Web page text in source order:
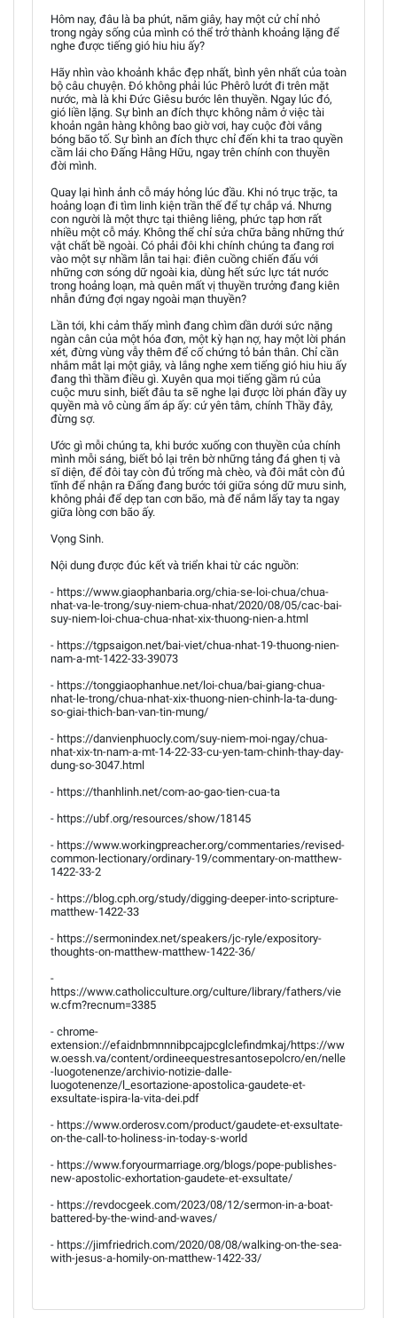
Hôm nay, đâu là ba phút, năm giây, hay một cử chỉ nhỏ
trong ngày sống của mình có thể trở thành khoảng lặng để
nghe được tiếng gió hiu hiu ấy?
Hãy nhìn vào khoảnh khắc đẹp nhất, bình yên nhất của toàn
bộ câu chuyện. Đó không phải lúc Phêrô lướt đi trên mặt
nước, mà là khi Đức Giêsu bước lên thuyền. Ngay lúc đó,
gió liền lặng. Sự bình an đích thực không nằm ở việc tài
khoản ngân hàng không bao giờ vơi, hay cuộc đời vắng
bóng bão tố. Sự bình an đích thực chỉ đến khi ta trao quyền
cầm lái cho Đấng Hằng Hữu, ngay trên chính con thuyền
đời mình.
Quay lại hình ảnh cỗ máy hỏng lúc đầu. Khi nó trục trặc, ta
hoảng loạn đi tìm linh kiện trần thế để tự chắp vá. Nhưng
con người là một thực tại thiêng liêng, phức tạp hơn rất
nhiều một cỗ máy. Không thể chỉ sửa chữa bằng những thứ
vật chất bề ngoài. Có phải đôi khi chính chúng ta đang rơi
vào một sự nhầm lẫn tai hại: điên cuồng chiến đấu với
những cơn sóng dữ ngoài kia, dùng hết sức lực tát nước
trong hoảng loạn, mà quên mất vị thuyền trưởng đang kiên
nhẫn đứng đợi ngay ngoài mạn thuyền?
Lần tới, khi cảm thấy mình đang chìm dần dưới sức nặng
ngàn cân của một hóa đơn, một kỳ hạn nợ, hay một lời phán
xét, đừng vùng vẫy thêm để cố chứng tỏ bản thân. Chỉ cần
nhắm mắt lại một giây, và lắng nghe xem tiếng gió hiu hiu ấy
đang thì thầm điều gì. Xuyên qua mọi tiếng gầm rú của
cuộc mưu sinh, biết đâu ta sẽ nghe lại được lời phán đầy uy
quyền mà vô cùng ấm áp ấy: cứ yên tâm, chính Thầy đây,
đừng sợ.
Ước gì mỗi chúng ta, khi bước xuống con thuyền của chính
mình mỗi sáng, biết bỏ lại trên bờ những tảng đá ghen tị và
sĩ diện, để đôi tay còn đủ trống mà chèo, và đôi mắt còn đủ
tĩnh để nhận ra Đấng đang bước tới giữa sóng dữ mưu sinh,
không phải để dẹp tan cơn bão, mà để nắm lấy tay ta ngay
giữa lòng cơn bão ấy.
Vọng Sinh.
Nội dung được đúc kết và triển khai từ các nguồn:
- https://www.giaophanbaria.org/chia-se-loi-chua/chua-
nhat-va-le-trong/suy-niem-chua-nhat/2020/08/05/cac-bai-
suy-niem-loi-chua-chua-nhat-xix-thuong-nien-a.html
- https://tgpsaigon.net/bai-viet/chua-nhat-19-thuong-nien-
nam-a-mt-1422-33-39073
- https://tonggiaophanhue.net/loi-chua/bai-giang-chua-
nhat-le-trong/chua-nhat-xix-thuong-nien-chinh-la-ta-dung-
so-giai-thich-ban-van-tin-mung/
- https://danvienphuocly.com/suy-niem-moi-ngay/chua-
nhat-xix-tn-nam-a-mt-14-22-33-cu-yen-tam-chinh-thay-day-
dung-so-3047.html
- https://thanhlinh.net/com-ao-gao-tien-cua-ta
- https://ubf.org/resources/show/18145
- https://www.workingpreacher.org/commentaries/revised-
common-lectionary/ordinary-19/commentary-on-matthew-
1422-33-2
- https://blog.cph.org/study/digging-deeper-into-scripture-
matthew-1422-33
- https://sermonindex.net/speakers/jc-ryle/expository-
thoughts-on-matthew-matthew-1422-36/
-
https://www.catholicculture.org/culture/library/fathers/vie
w.cfm?recnum=3385
- chrome-
extension://efaidnbmnnnibpcajpcglclefindmkaj/https://ww
w.oessh.va/content/ordineequestresantosepolcro/en/nelle
-luogotenenze/archivio-notizie-dalle-
luogotenenze/l_esortazione-apostolica-gaudete-et-
exsultate-ispira-la-vita-dei.pdf
- https://www.orderosv.com/product/gaudete-et-exsultate-
on-the-call-to-holiness-in-today-s-world
- https://www.foryourmarriage.org/blogs/pope-publishes-
new-apostolic-exhortation-gaudete-et-exsultate/
- https://revdocgeek.com/2023/08/12/sermon-in-a-boat-
battered-by-the-wind-and-waves/
- https://jimfriedrich.com/2020/08/08/walking-on-the-sea-
with-jesus-a-homily-on-matthew-1422-33/